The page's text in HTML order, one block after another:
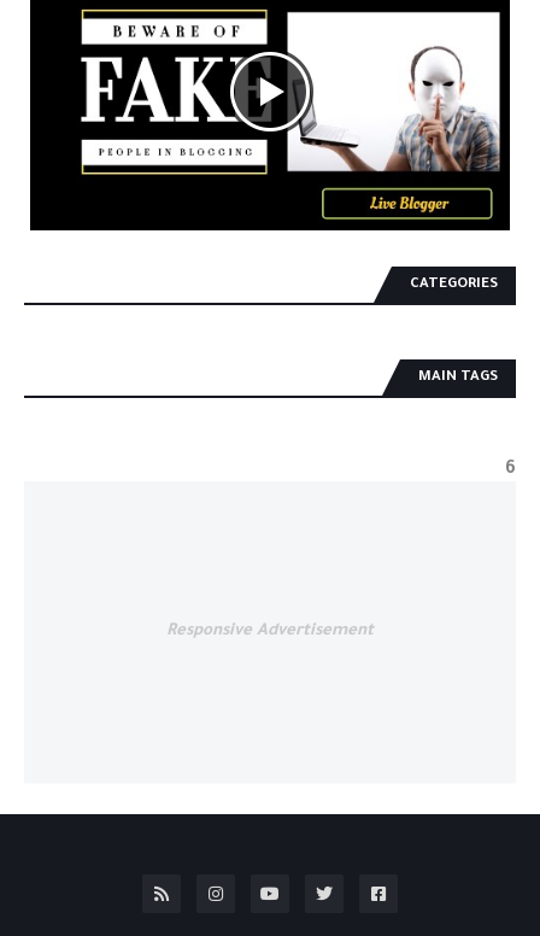
CATEGORIES
MAIN TAGS
6
Responsive Advertisement